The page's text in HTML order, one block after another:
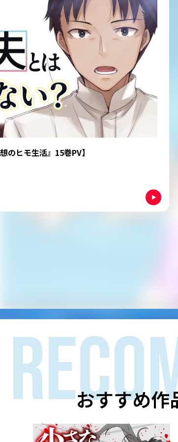
270万部突破！ ヒモ男に新たな側室？ コ
おすすめ作